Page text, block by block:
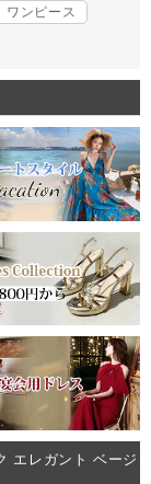
ワンピース
エレガント ベージ